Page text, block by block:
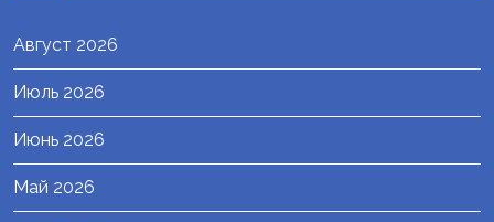
Август 2026
Июль 2026
Июнь 2026
Май 2026